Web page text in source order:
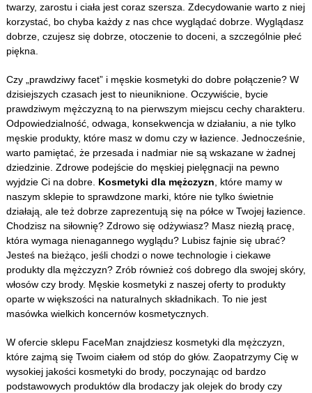
twarzy, zarostu i ciała jest coraz szersza. Zdecydowanie warto z niej
korzystać, bo chyba każdy z nas chce wyglądać dobrze. Wyglądasz
dobrze, czujesz się dobrze, otoczenie to doceni, a szczególnie płeć
piękna.
Czy „prawdziwy facet” i męskie kosmetyki do dobre połączenie? W
dzisiejszych czasach jest to nieuniknione. Oczywiście, bycie
prawdziwym mężczyzną to na pierwszym miejscu cechy charakteru.
Odpowiedzialność, odwaga, konsekwencja w działaniu, a nie tylko
męskie produkty, które masz w domu czy w łazience. Jednocześnie,
warto pamiętać, że przesada i nadmiar nie są wskazane w żadnej
dziedzinie. Zdrowe podejście do męskiej pielęgnacji na pewno
wyjdzie Ci na dobre. Kosmetyki dla mężczyzn, które mamy w
naszym sklepie to sprawdzone marki, które nie tylko świetnie
działają, ale też dobrze zaprezentują się na półce w Twojej łazience.
Chodzisz na siłownię? Zdrowo się odżywiasz? Masz niezłą pracę,
która wymaga nienagannego wyglądu? Lubisz fajnie się ubrać?
Jesteś na bieżąco, jeśli chodzi o nowe technologie i ciekawe
produkty dla mężczyzn? Zrób również coś dobrego dla swojej skóry,
włosów czy brody. Męskie kosmetyki z naszej oferty to produkty
oparte w większości na naturalnych składnikach. To nie jest
masówka wielkich koncernów kosmetycznych.
W ofercie sklepu FaceMan znajdziesz kosmetyki dla mężczyzn,
które zajmą się Twoim ciałem od stóp do głów. Zaopatrzymy Cię w
wysokiej jakości kosmetyki do brody, poczynając od bardzo
podstawowych produktów dla brodaczy jak olejek do brody czy